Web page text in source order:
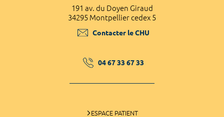
191 av. du Doyen Giraud
34295 Montpellier cedex 5
Contacter le CHU
04 67 33 67 33
ESPACE PATIENT